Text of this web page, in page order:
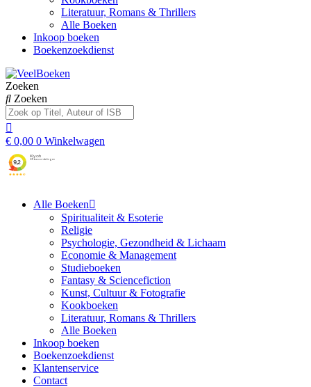
Literatuur, Romans & Thrillers
Alle Boeken
Inkoop boeken
Boekenzoekdienst
Zoeken
Zoeken
€ 0,00 0 Winkelwagen
Alle Boeken
Spiritualiteit & Esoterie
Religie
Psychologie, Gezondheid & Lichaam
Economie & Management
Studieboeken
Fantasy & Sciencefiction
Kunst, Cultuur & Fotografie
Kookboeken
Literatuur, Romans & Thrillers
Alle Boeken
Inkoop boeken
Boekenzoekdienst
Klantenservice
Contact